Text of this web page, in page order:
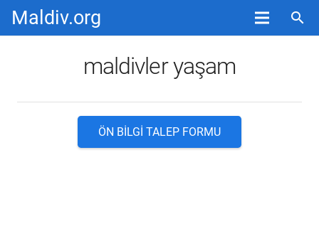
Maldiv.org search
maldivler yaşam
ÖN BILGI TALEP FORMU